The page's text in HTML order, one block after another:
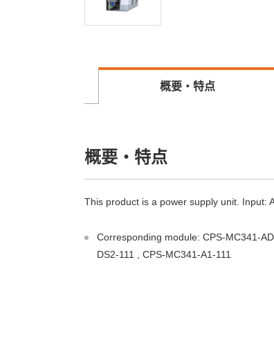
概要・特点
概要・特点
This product is a power supply unit. Input:
Corresponding module: CPS-MC341-
DS2-111 , CPS-MC341-A1-111